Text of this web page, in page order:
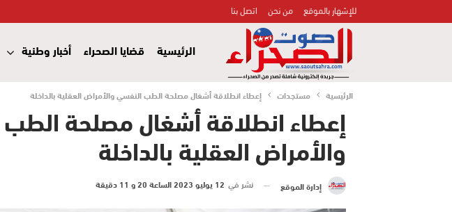
للإشهار بالموقع من نحن اتصل بنا
الرئيسية قضايا الصحراء أخبار وطنية
الرئيسية مستجدات إعطاء انطلاقة أشغال مصلحة الطب النفسي والأمراض العقلية بالداخلة
إعطاء انطلاقة أشغال مصلحة
والأمراض العقلية بالداخلة
إدارة الموقع نشر في 12 يوليو 2023 الساعة 20 و 11 دقيقة